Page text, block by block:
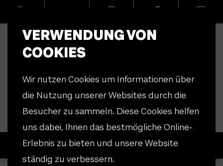
Menü
VERWENDUNG VON
COOKIES
Wir nutzen Cookies um Informationen über
die Nutzung unserer Websites durch die
Besucher zu sammeln. Diese Cookies helfen
uns dabei, Ihnen das bestmögliche Online-
Erlebnis zu bieten und unsere Website
ständig zu verbessern.